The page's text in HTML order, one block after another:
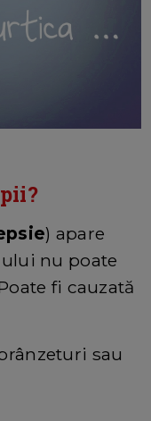
) apare
nu poate
fi cauzată
sau